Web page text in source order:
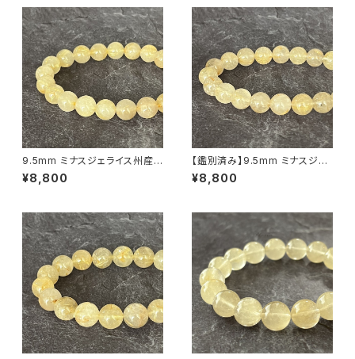
9.5mm ミナスジェライス州産
ゴールデン ルチルクォーツ ブレ
スレット【鑑別済み・画像現物・R
¥8,800
【鑑別済み】9.5mm ミナスジェ
ライス州産 ゴールデン ルチルク
ォーツ ブレスレット【画像現物・
¥8,800